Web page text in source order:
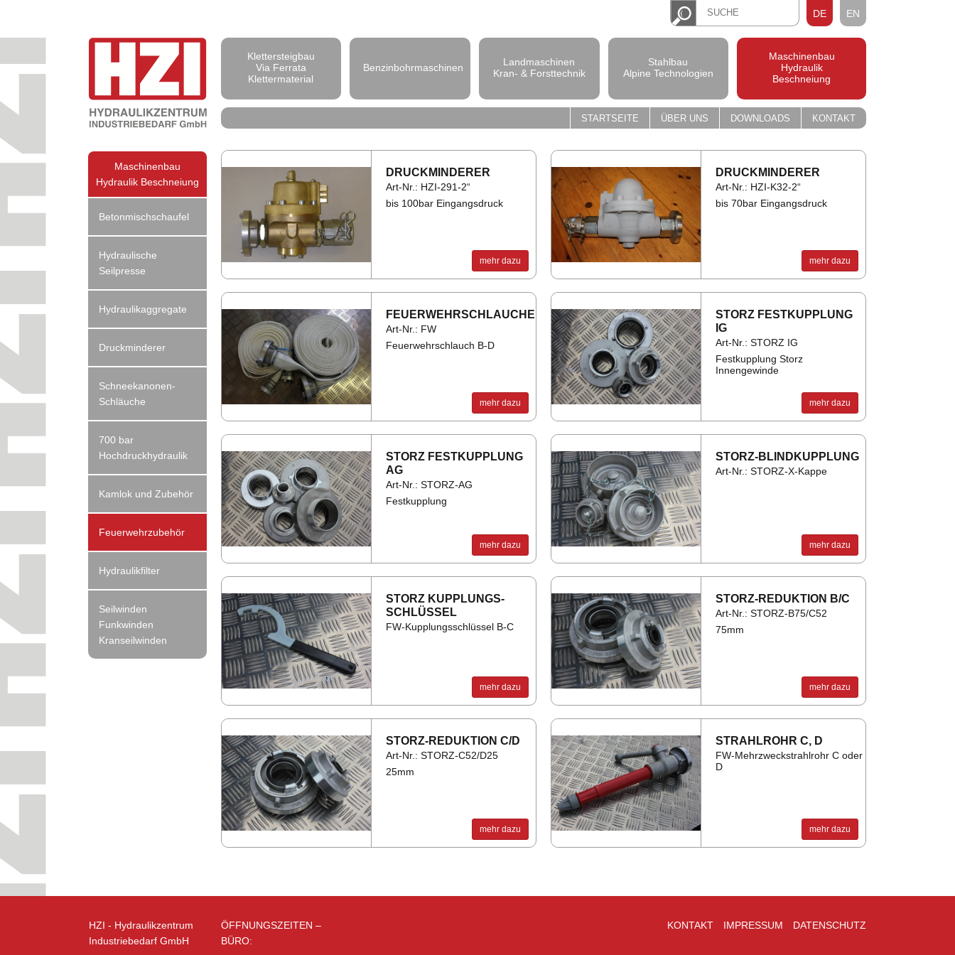
DE EN
Klettersteigbau
Via Ferrata
Klettermaterial
Benzinbohrmaschinen
Landmaschinen
Kran- & Forsttechnik
Stahlbau
Alpine Technologien
Maschinenbau
Hydraulik
Beschneiung
Maschinenbau
Hydraulik Beschneiung
Betonmischschaufel
Hydraulische
Seilpresse
Hydraulikaggregate
Druckminderer
Schneekanonen-
Schläuche
700 bar
Hochdruckhydraulik
Kamlok und Zubehör
Feuerwehrzubehör
Hydraulikfilter
Seilwinden
Funkwinden
Kranseilwinden
STARTSEITE ÜBER UNS DOWNLOADS KONTAKT
DRUCK­MIN­DE­RER
Art-Nr.: HZI-291-2“
bis 100bar Eingangsdruck
mehr dazu
DRUCK­MIN­DE­RER
Art-Nr.: HZI-K32-2“
bis 70bar Eingangsdruck
mehr dazu
FEU­ER­WEHR­SCHLAU­CHE
Art-Nr.: FW
Feuerwehrschlauch B-D
mehr dazu
STORZ FEST­KUPP­LUNG
IG
Art-Nr.: STORZ IG
Festkupplung Storz
Innengewinde
mehr dazu
STORZ FEST­KUPP­LUNG
AG
Art-Nr.: STORZ-AG
Festkupplung
mehr dazu
STORZ-BLIND­KUPP­LUNG
Art-Nr.: STORZ-X-Kappe
mehr dazu
STORZ KUPP­LUNGS­
SCHLÜS­SEL
FW-Kupplungsschlüssel B-C
mehr dazu
STORZ-RE­DUK­TI­ON B/C
Art-Nr.: STORZ-B75/C52
75mm
mehr dazu
STORZ-RE­DUK­TI­ON C/D
Art-Nr.: STORZ-C52/D25
25mm
mehr dazu
STRAHL­ROHR C, D
FW-Mehrzweckstrahlrohr C oder
D
mehr dazu
KONTAKT IMPRESSUM DATENSCHUTZ
HZI - Hydraulikzentrum
Industriebedarf GmbH
ÖFFNUNGSZEITEN –
BÜRO: